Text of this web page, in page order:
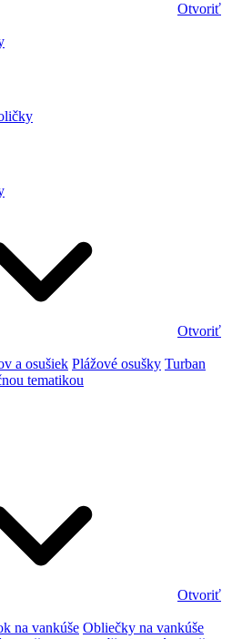
Otvoriť
Otvoriť
a osušiek Plážové osušky Turban
tematikou
Otvoriť
na vankúše Obliečky na vankúše